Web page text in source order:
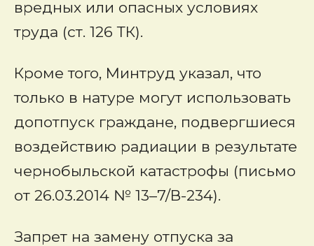
вредных или опасных условиях
труда (ст. 126 ТК).
Кроме того, Минтруд указал, что
только в натуре могут использовать
допотпуск граждане, подвергшиеся
воздействию радиации в результате
чернобыльской катастрофы (письмо
от 26.03.2014 № 13–7/В-234).
Запрет на замену отпуска за